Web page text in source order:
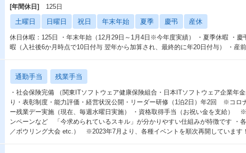
[年間休日] 125日
土曜日 日曜日 祝日 年末年始 夏季 慶弔 産休
休日休暇：125日 ・年末年始（12月29日～1月4日※今年度実績） ・夏季休暇 ・慶
暇（入社後6か月時点で10日付与 翌年から加算され、最終的に年20日付与） ・産
通勤手当 残業手当
・社会保険完備 （関東ITソフトウェア健康保険組合・日本ITソフトウェア企業年
り・表彰制度・能力評価・経営状況公開・リーダー研修（1泊2日）年2回 ※コロ
ー残業デー実施（現在、毎週水曜日実施） ・資格取得手当（お祝い金を支給）
ンペーンなど 「今求められているスキル」が分かりやすい仕組みが特徴です ・
／ボウリング大会 etc.） ※2023年7月より、各種イベントを順次再開しています！